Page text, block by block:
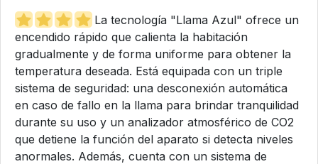
La tecnología "Llama Azul" ofrece un
encendido rápido que calienta la habitación
gradualmente y de forma uniforme para obtener la
temperatura deseada. Está equipada con un triple
sistema de seguridad: una desconexión automática
en caso de fallo en la llama para brindar tranquilidad
durante su uso y un analizador atmosférico de CO2
que detiene la función del aparato si detecta niveles
anormales. Además, cuenta con un sistema de